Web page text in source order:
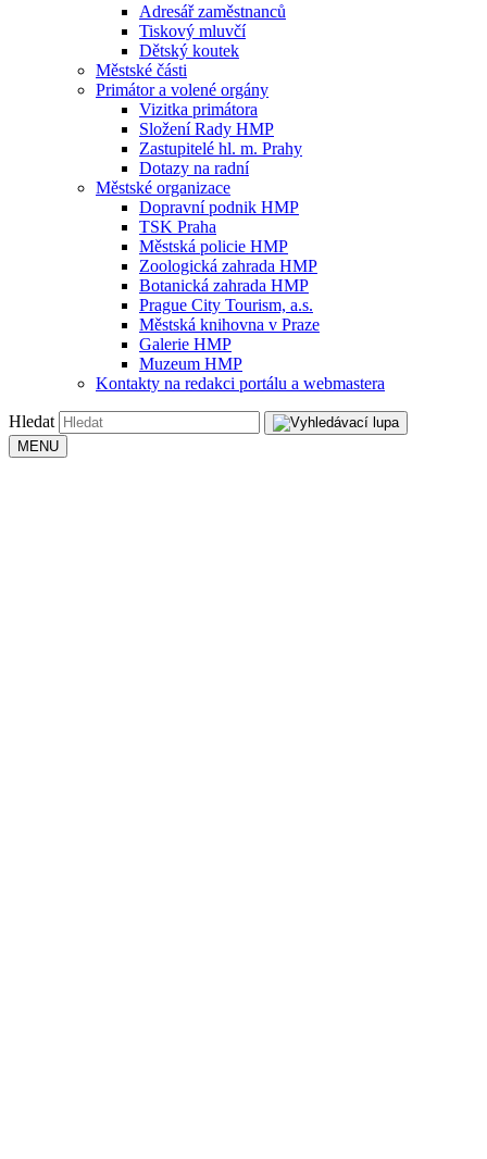
Adresář zaměstnanců
Tiskový mluvčí
Dětský koutek
Městské části
Primátor a volené orgány
Vizitka primátora
Složení Rady HMP
Zastupitelé hl. m. Prahy
Dotazy na radní
Městské organizace
Dopravní podnik HMP
TSK Praha
Městská policie HMP
Zoologická zahrada HMP
Botanická zahrada HMP
Prague City Tourism, a.s.
Městská knihovna v Praze
Galerie HMP
Muzeum HMP
Kontakty na redakci portálu a webmastera
Hledat
MENU